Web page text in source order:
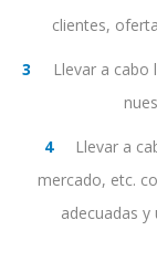
clientes,
Llevar a
Llevar a
mercado, etc.
adecuadas